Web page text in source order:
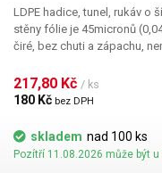
LDPE hadice, tunel, rukáv o
stěny fólie je 45micronů (0,045mm).
čiré, bez chuti a zápachu,
odolné proti mrazu a
obalů jakéhokoliv zboží. PE
recyklovatelné a jsou
dispozici). Jako obalový
477/2001 Sb. (zákon o
svářečkami z naší nabídky. Cena je za roli 10 metrů. Materiál: LD-PE (Low
217,80 Kč / ks
180 Kč bez DPH
skladem nad 100 ks
Pozítří 11.08.2026 může být u